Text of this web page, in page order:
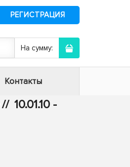
РЕГИСТРАЦИЯ
На сумму:
Контакты
// 10.01.10 -